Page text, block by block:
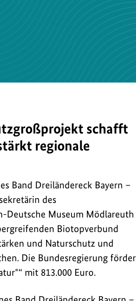
schafft
regionale
Band Dreiländereck Bayern –
des
Deutsche Museum Mödlareuth
Biotopverbund
und Naturschutz und
Die Bundesregierung
mit 813.000 Euro.